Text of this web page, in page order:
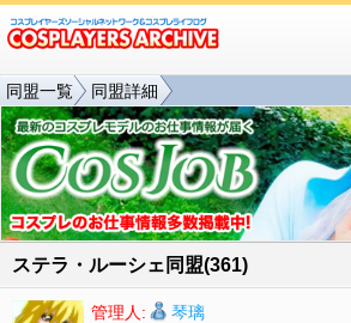
同盟一覧 同盟詳細
ステラ・ルーシェ同盟(361)
管理人:
琴璃